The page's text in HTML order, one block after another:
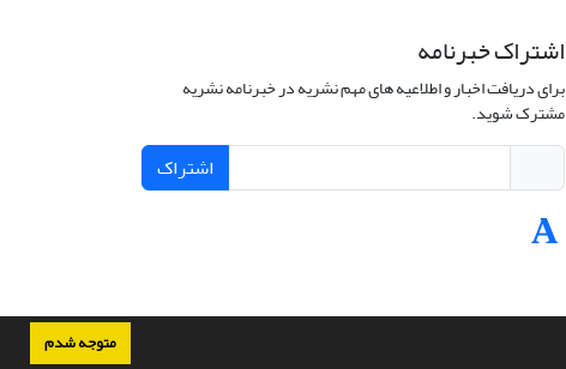
متوجه شدم
اشتراک خبرنامه
برای دریافت اخبار و اطلاعیه های مهم نشریه در خبرنامه نشریه
مشترک شوید.
اشتراک